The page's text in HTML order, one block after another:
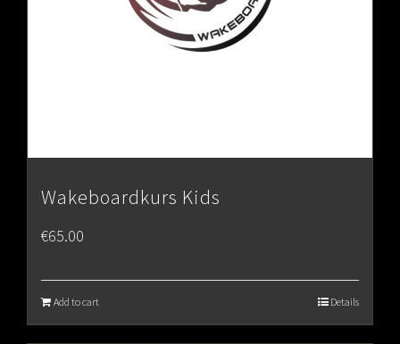
Wakeboardkurs Kids
€65.00
Add to cart Details